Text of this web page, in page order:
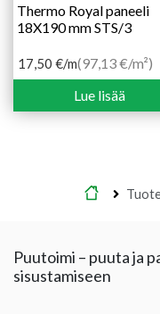
Thermo Royal paneeli
18X190 mm STS/3
17,50 €/m(97,13 €/m²)
Lue lisää
Etusivu
Puutoimi – puuta ja
sisustamiseen